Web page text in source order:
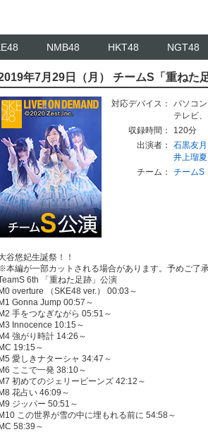
NMB48 HKT48 NGT48
年7月29日（月） チームS「重ねた
対応デバイス： パソコン
テレビ、
収録時間：
120分
出演者：
石黒友月
井上瑠夏
チーム：
チームS
谷悠妃生誕祭！！
本編が一部カットされる場合があります。予めご了承
6th 「重ねた足跡」公演
M0 overture （SKE48 ver.） 00:03～
M1 Gonna Jump 00:57～
M2 手をつなぎながら 05:51～
M3 Innocence 10:15～
M4 強がり時計 14:26～
MC 19:15～
M5 愛しきナターシャ 34:47～
M6 ここで一発 38:10～
M7 初めてのジェリービーンズ 42:12～
M8 花占い 46:09～
M9 ジッパー 50:51～
M10 この世界が雪の中に埋もれる前に 54:58～
MC 58:39～